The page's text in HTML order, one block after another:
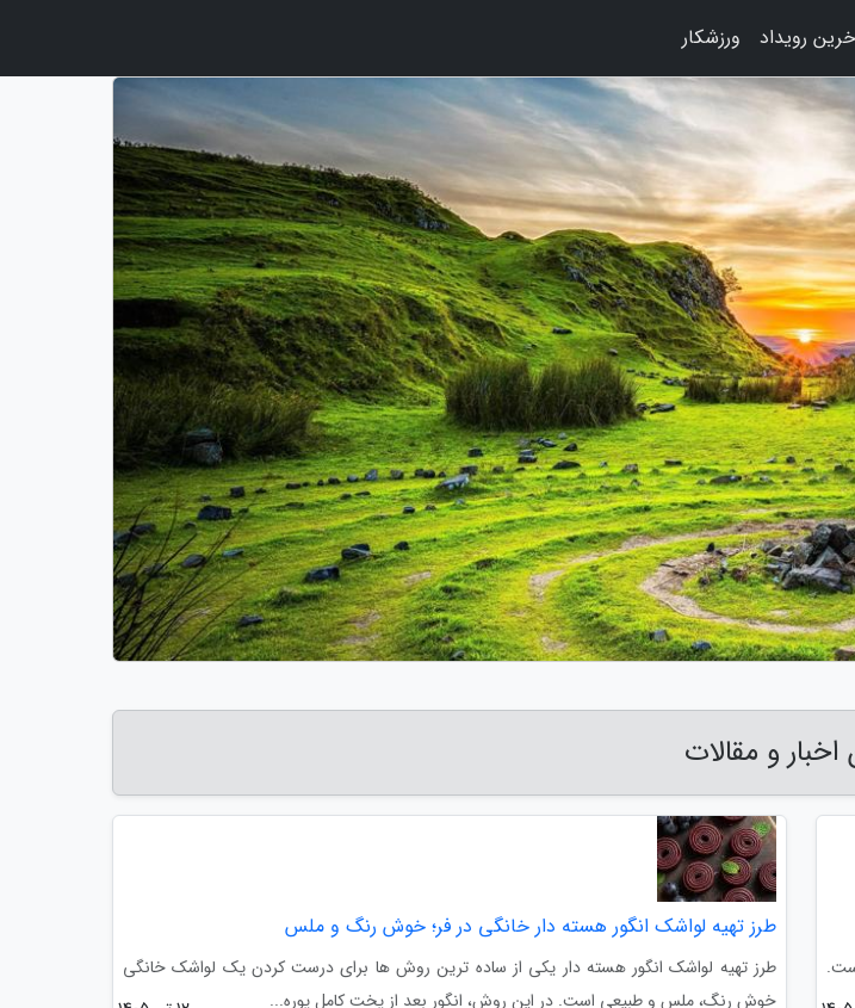
و مقالات
فرا رسیده است.
طرز تهیه لواشک انگور هسته دار خانگی در فر؛ خوش رنگ و ملس
طرز تهیه لواشک انگور هسته دار یکی از ساده ترین روش ها برای درست کردن یک لواشک خانگی
خوش رنگ، ملس و طبیعی است. در این روش، انگور بعد از پخت کامل پوره...
رویداد ورزشکار